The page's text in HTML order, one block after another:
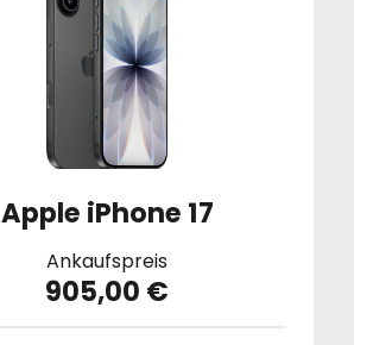
Apple iPhone 17
Ankaufspreis
905,00 €